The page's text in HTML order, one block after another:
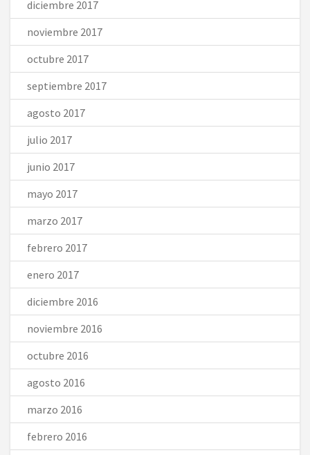
diciembre 2017
noviembre 2017
octubre 2017
septiembre 2017
agosto 2017
julio 2017
junio 2017
mayo 2017
marzo 2017
febrero 2017
enero 2017
diciembre 2016
noviembre 2016
octubre 2016
agosto 2016
marzo 2016
febrero 2016